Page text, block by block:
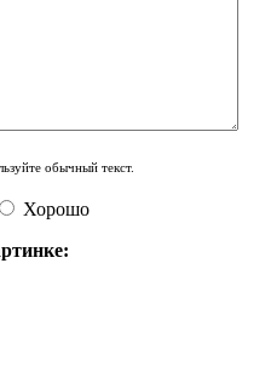
обычный текст.
Хорошо